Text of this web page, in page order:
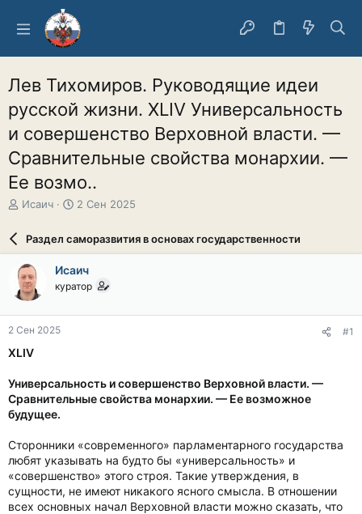
Лев Тихомиров. Руководящие идеи
русской жизни. XLIV Универсальность
и совершенство Верховной власти. —
Сравнительные свойства монархии. —
Ее возмо..
А
о
р
т
е
м
ы
Исаич
Д
а
а
ч
л
2 Сен 2025
Раздел саморазвития в основах государственности
Исаич
куратор
2 Сен 2025 #1
XLIV
Универсальность и совершенство Верховной власти. —
Сравнительные свойства монархии. — Ее возможное
будущее.
Сторонники «современного» парламентарного государства
любят указывать на будто бы «универсальность» и
«совершенство» этого строя. Такие утверждения, в
сущности, не имеют никакого ясного смысла. В отношении
всех основных начал Верховной власти можно сказать, что